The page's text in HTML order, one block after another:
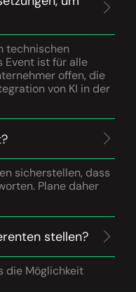
technischen
Event ist für alle
offen, die
von KI in der
sicherstellen, dass
Plane daher
stellen?
die Möglichkeit